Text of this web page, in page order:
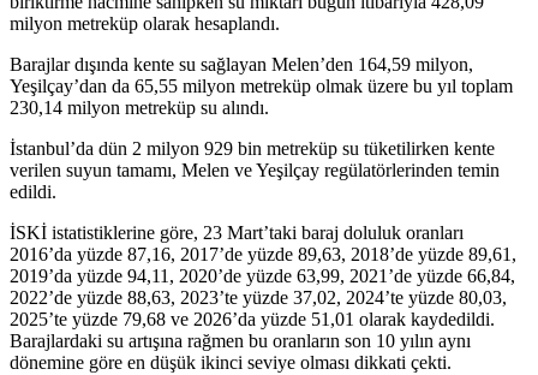
milyon metreküp olarak hesaplandı.
Barajlar dışında kente su sağlayan Melen’den 164,59 milyon,
Yeşilçay’dan da 65,55 milyon metreküp olmak üzere bu yıl toplam
230,14 milyon metreküp su alındı.
İstanbul’da dün 2 milyon 929 bin metreküp su tüketilirken kente
verilen suyun tamamı, Melen ve Yeşilçay regülatörlerinden temin
edildi.
İSKİ istatistiklerine göre, 23 Mart’taki baraj doluluk oranları
2016’da yüzde 87,16, 2017’de yüzde 89,63, 2018’de yüzde 89,61,
2019’da yüzde 94,11, 2020’de yüzde 63,99, 2021’de yüzde 66,84,
2022’de yüzde 88,63, 2023’te yüzde 37,02, 2024’te yüzde 80,03,
2025’te yüzde 79,68 ve 2026’da yüzde 51,01 olarak kaydedildi.
Barajlardaki su artışına rağmen bu oranların son 10 yılın aynı
dönemine göre en düşük ikinci seviye olması dikkati çekti.